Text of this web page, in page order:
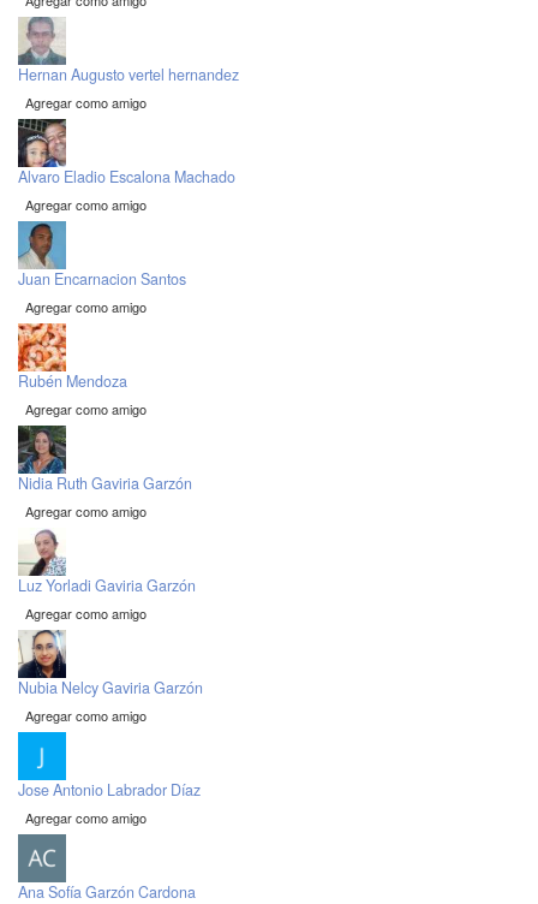
Hernan Augusto vertel hernandez
Agregar como amigo
Alvaro Eladio Escalona Machado
Agregar como amigo
Juan Encarnacion Santos
Agregar como amigo
Rubén Mendoza
Agregar como amigo
Nidia Ruth Gaviria Garzón
Agregar como amigo
Luz Yorladi Gaviria Garzón
Agregar como amigo
Nubia Nelcy Gaviria Garzón
Agregar como amigo
Jose Antonio Labrador Díaz
Agregar como amigo
Ana Sofía Garzón Cardona